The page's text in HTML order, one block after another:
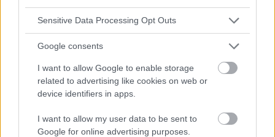
Sensitive Data Processing Opt Outs
Google consents
I want to allow Google to enable storage
related to advertising like cookies on web or
device identifiers in apps.
I want to allow my user data to be sent to
Google for online advertising purposes.
attribué une bourse à des chercheurs qui
concentrent leurs travaux, entre autres, sur la
transplantation hématologique et les thérapies
cellulaires. Le lauréat de la catégorie recherche
fondamentale est le Dr Paweł Ćwiek de l'Institut de
polonaise des sciences, tandis que le lauréat de la